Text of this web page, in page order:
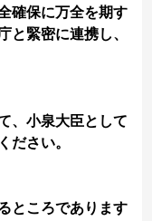
確保に万全を期す
と緊密に連携し、
、小泉大臣として
ださい。
ところであります